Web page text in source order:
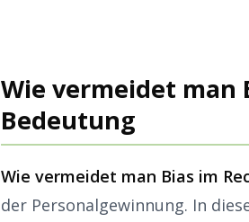
Wie vermeidet man
Bedeutung
Wie vermeidet man Bias im
der Personalgewinnung. In